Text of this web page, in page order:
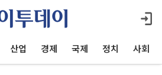
산업 경제 국제 정치 사회